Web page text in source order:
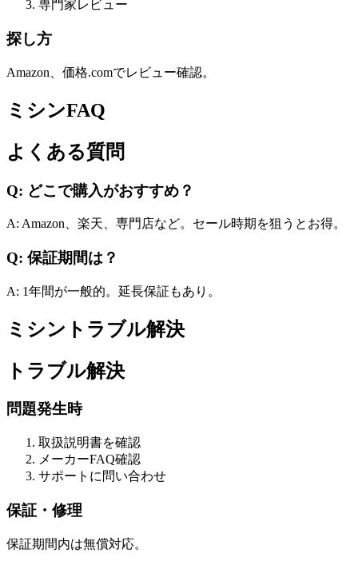
専門家レビュー
探し方
Amazon、価格.comでレビュー確認。
ミシンFAQ
よくある質問
Q: どこで購入がおすすめ？
A: Amazon、楽天、専門店など。セール時期を狙うとお得。
Q: 保証期間は？
A: 1年間が一般的。延長保証もあり。
ミシントラブル解決
トラブル解決
問題発生時
取扱説明書を確認
メーカーFAQ確認
サポートに問い合わせ
保証・修理
保証期間内は無償対応。